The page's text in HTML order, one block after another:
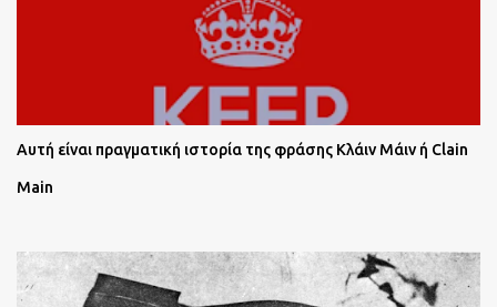
Αυτή είναι πραγματική ιστορία της φράσης Κλάιν Μάιν ή Clain
Main